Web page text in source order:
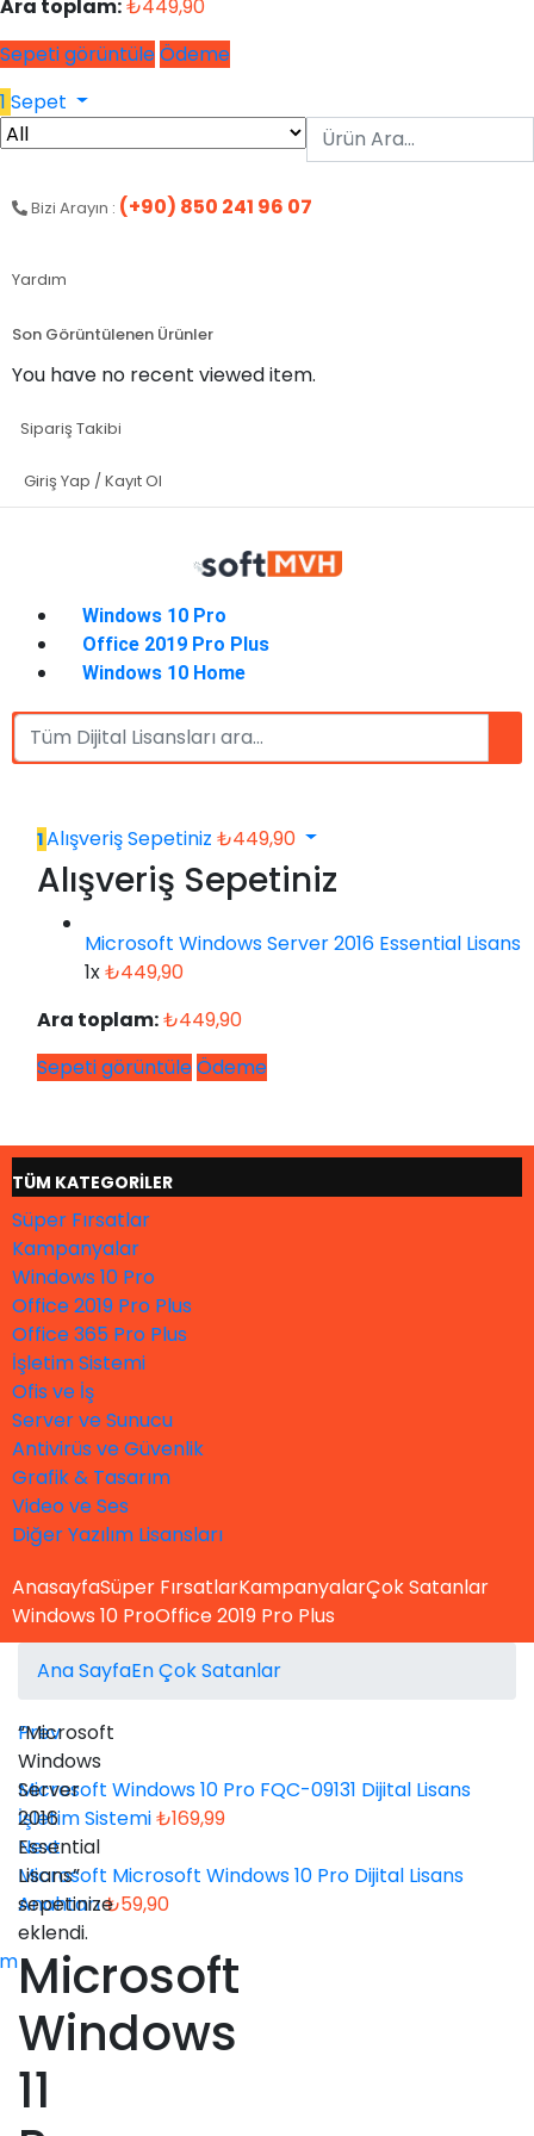
Ara toplam:₺449,90
Sepeti görüntüleÖdeme
1 Sepet
Bizi Arayın : (+90) 850 241 96 07
Yardım
Son Görüntülenen Ürünler
You have no recent viewed item.
Sipariş Takibi
Giriş Yap / Kayıt Ol
Windows 10 Pro
Office 2019 Pro Plus
Windows 10 Home
1Alışveriş Sepetiniz ₺449,90
Alışveriş Sepetiniz
Microsoft Windows Server 2016 Essential Lisans
1x₺449,90
Ara toplam:₺449,90
Sepeti görüntüleÖdeme
TÜM KATEGORİLER
Süper Fırsatlar
Kampanyalar
Windows 10 Pro
Office 2019 Pro Plus
Office 365 Pro Plus
İşletim Sistemi
Ofis ve İş
Server ve Sunucu
Antivirüs ve Güvenlik
Grafik & Tasarım
Video ve Ses
Diğer Yazılım Lisansları
AnasayfaSüper FırsatlarKampanyalarÇok Satanlar
Windows 10 ProOffice 2019 Pro Plus
Ana SayfaEn Çok Satanlar
Prev
Microsoft Windows 10 Pro FQC-09131 Dijital Lisans
İşletim Sistemi₺169,99
Next
Microsoft Microsoft Windows 10 Pro Dijital Lisans
Anahtarı₺59,90
“Microsoft
Windows
Server
2016
Essential
Lisans”
sepetinize
eklendi.
Microsoft
Windows
11